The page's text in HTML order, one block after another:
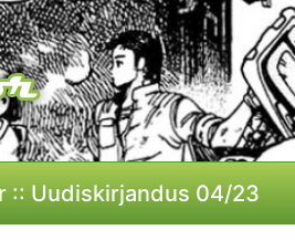
:: Uudiskirjandus 04/23